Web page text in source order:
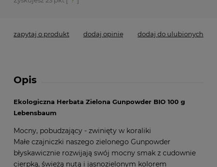
zapytaj o produkt dodaj opinię dodaj do ulubionych
Opis
Ekologiczna Herbata Zielona Gunpowder BIO 100 g
Lebensbaum
Mocny, pobudzający - zwinięty w koraliki
Małe czajniczki naszego zielonego Gunpowder
błyskawicznie rozwijają swój mocny smak z cudownie
cierpką, świeżą nutą i jasnozielonym kolorem